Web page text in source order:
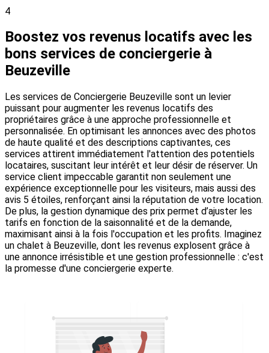
4
Boostez vos revenus locatifs avec les
bons services de conciergerie à
Beuzeville
Les services de Conciergerie Beuzeville sont un levier
puissant pour augmenter les revenus locatifs des
propriétaires grâce à une approche professionnelle et
personnalisée. En optimisant les annonces avec des photos
de haute qualité et des descriptions captivantes, ces
services attirent immédiatement l'attention des potentiels
locataires, suscitant leur intérêt et leur désir de réserver. Un
service client impeccable garantit non seulement une
expérience exceptionnelle pour les visiteurs, mais aussi des
avis 5 étoiles, renforçant ainsi la réputation de votre location.
De plus, la gestion dynamique des prix permet d’ajuster les
tarifs en fonction de la saisonnalité et de la demande,
maximisant ainsi à la fois l'occupation et les profits. Imaginez
un chalet à Beuzeville, dont les revenus explosent grâce à
une annonce irrésistible et une gestion professionnelle : c'est
la promesse d'une conciergerie experte.